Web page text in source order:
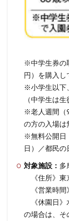
※中学生券の
円）を購入し
※小学生以下
（中学生は
※老人週間（
の方の入場は
※無料公開日
日）／都民の
対象施設： 多
《住所》東
《営業時間
《休園日》
の場合は、そ